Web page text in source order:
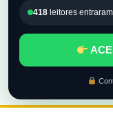
418 leitores